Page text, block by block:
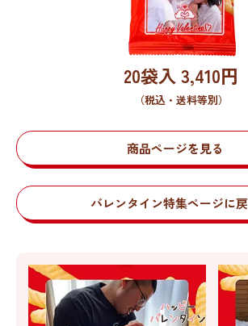
20袋入 3,410円
（税込・送料等別）
商品ページを見る
バレンタイン特集ページに